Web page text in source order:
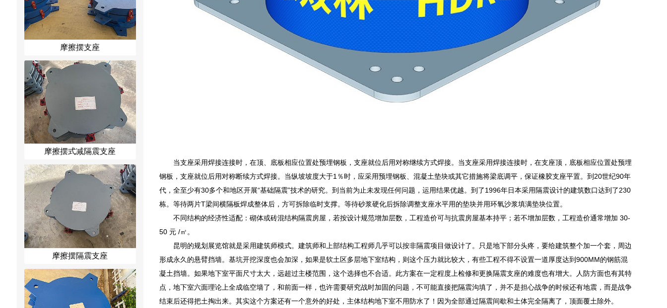
摩擦摆支座
摩擦摆式减隔震支座
摩擦摆隔震支座
当支座采用焊接连接时，在顶、底板相应位置处预埋钢板，支座就位后用对称继续方式焊接。当支座采用焊接连接时，在支座顶，底板相应位置处预埋
钢板，支座就位后用对称断续方式焊接。当纵坡坡度大于1％时，应采用预埋钢板、混凝土垫块或其它措施将梁底调平，保证橡胶支座平置。到20世纪90年
代，全至少有30多个和地区开展“基础隔震”技术的研究。到当前为止未发现任何问题，运用结果优越。到了1996年日本采用隔震设计的建筑数口达到了230
栋。等待两片T梁间横隔板焊成整体后，方可拆除临时支撑。等待砂浆硬化后拆除调整支座水平用的垫块并用环氧沙浆填满垫块位置。
不同结构的经济性适配：砌体或砖混结构隔震房屋，若按设计规范增加层数，工程造价可与抗震房屋基本持平；若不增加层数，工程造价通常增加 30-
50 元 /㎡。
昆明的规划展览馆就是采用建筑师模式。建筑师和上部结构工程师几乎可以按非隔震项目做设计了。只是地下部分头疼，要给建筑整个加一个套，周边
形成永久的悬臂挡墙。基坑开挖深度也会加深，如果是软土区多层地下室结构，则这个压力就比较大，有些工程不得不设置一道厚度达到900MM的钢筋混
凝土挡墙。如果地下室平面尺寸太大，远超过主楼范围，这个选择也不合适。此方案在一定程度上检修和更换隔震支座的难度也有增大。人防方面也有其特
点，地下室六面理论上全成临空墙了，和前面一样，也许需要研究战时加固的问题，不可能直接把隔震沟填了，并不是担心战争的时候还有地震，而是战争
结束后还得把土掏出来。其实这个方案还有一个意外的好处，主体结构地下室不用防水了！因为全部通过隔震间歇和土体完全隔离了，顶面覆土除外。